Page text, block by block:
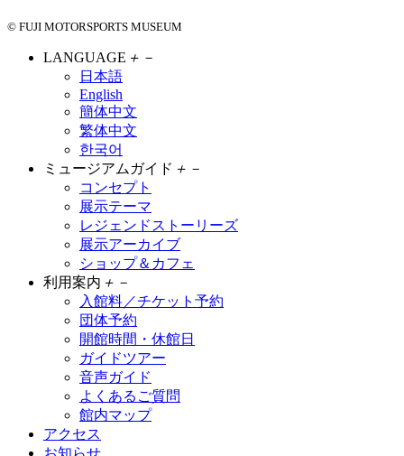
© FUJI MOTORSPORTS MUSEUM
LANGUAGE ＋ －
日本語
English
簡体中文
繁体中文
한국어
ミュージアムガイド ＋ －
コンセプト
展示テーマ
レジェンドストーリーズ
展示アーカイブ
ショップ＆カフェ
利用案内 ＋ －
入館料／チケット予約
団体予約
開館時間・休館日
ガイドツアー
音声ガイド
よくあるご質問
館内マップ
アクセス